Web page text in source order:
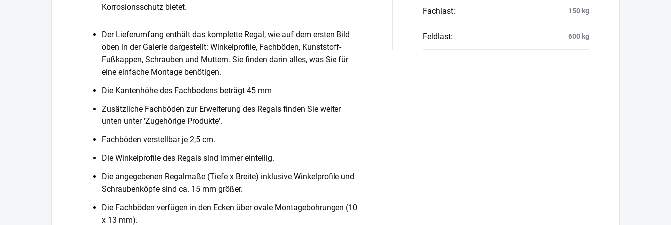
Korrosionsschutz bietet.
Der Lieferumfang enthält das komplette Regal, wie auf dem ersten Bild
oben in der Galerie dargestellt: Winkelprofile, Fachböden, Kunststoff-
Fußkappen, Schrauben und Muttern. Sie finden darin alles, was Sie für
eine einfache Montage benötigen.
Die Kantenhöhe des Fachbodens beträgt 45 mm
Zusätzliche Fachböden zur Erweiterung des Regals finden Sie weiter
unten unter 'Zugehörige Produkte'.
Fachböden verstellbar je 2,5 cm.
Die Winkelprofile des Regals sind immer einteilig.
Die angegebenen Regalmaße (Tiefe x Breite) inklusive Winkelprofile und
Schraubenköpfe sind ca. 15 mm größer.
Die Fachböden verfügen in den Ecken über ovale Montagebohrungen (10
x 13 mm).
Fachlast: 150 kg
Feldlast: 600 kg